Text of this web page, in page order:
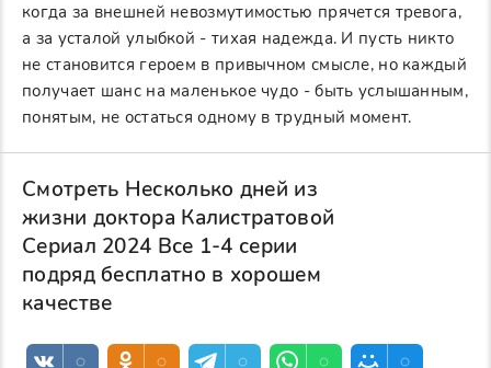
когда за внешней невозмутимостью прячется тревога,
а за усталой улыбкой - тихая надежда. И пусть никто
не становится героем в привычном смысле, но каждый
получает шанс на маленькое чудо - быть услышанным,
понятым, не остаться одному в трудный момент.
Смотреть Несколько дней из
жизни доктора Калистратовой
Сериал 2024 Все 1-4 серии
подряд бесплатно в хорошем
качестве